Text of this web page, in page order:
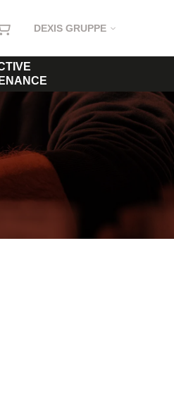
DEXIS GRUPPE